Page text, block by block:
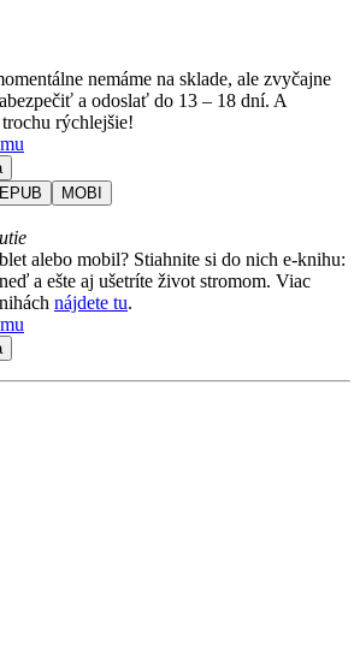
nemáme na sklade, ale zvyčajne
a odoslať do 13 – 18 dní. A
rýchlejšie!
EPUB MOBI
alebo mobil? Stiahnite si do nich e-knihu:
a ešte aj ušetríte život stromom. Viac
nájdete tu.